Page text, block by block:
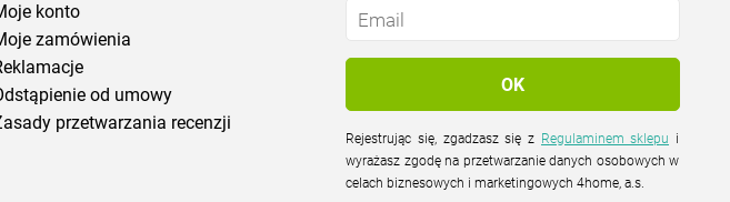
konto
zamówienia
od umowy
przetwarzania recenzji
Rejestrując się, zgadzasz się z Regulaminem sklepu
wyrażasz zgodę na przetwarzanie danych osobowych w
celach biznesowych i marketingowych 4home, a.s.